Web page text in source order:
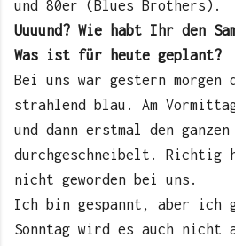
und 80er (Blues Brothers).
Uuuund? Wie habt Ihr den
Was ist für heute geplant?
Bei uns war gestern morgen
strahlend blau. Am
und dann erstmal den ganzen
durchgeschneibelt.
nicht geworden bei uns.
Ich bin gespannt, aber ich
Sonntag wird es auch nicht